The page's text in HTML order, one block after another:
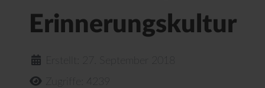
Erinnerungskultur
Zugriffe: 4239